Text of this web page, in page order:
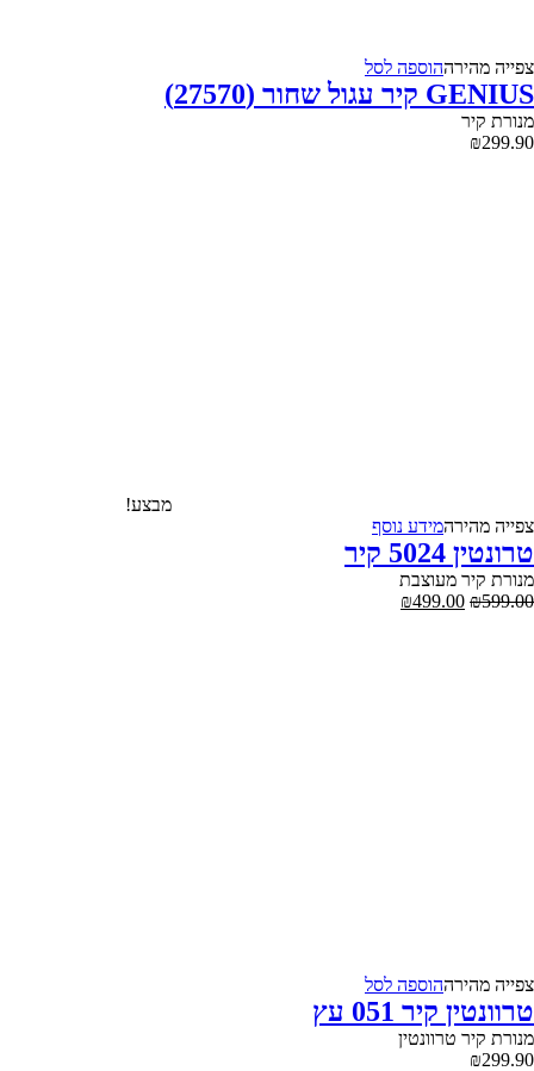
צפייה‬ ‫מהירה‬הוספה לסל
GENIUS קיר עגול שחור (27570)
מנורת קיר
₪299.90
מבצע!
צפייה‬ ‫מהירה‬מידע נוסף
טרונטין 5024 קיר
מנורת קיר מעוצבת
₪599.00
המחיר ₪499.00
צפייה‬ ‫מהירה‬הוספה לסל
טרוונטין קיר 051 עץ
מנורת קיר טרוונטין
₪299.90